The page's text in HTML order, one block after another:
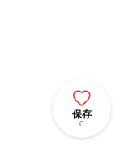
保存
0